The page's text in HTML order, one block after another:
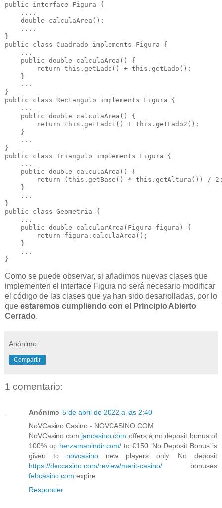
public interface Figura {
    ....
    double calculaArea();
    ....
}
public class Cuadrado implements Figura {
    ...
    public double calculaArea() {
        return this.getLado() + this.getLado();
    }
    ...
}
public class Rectangulo implements Figura {
    ...
    public double calculaArea() {
        return this.getLado1() + this.getLado2();
    }
    ...
}
public class Triangulo implements Figura {
    ...
    public double calculaArea() {
return (this.getBase() * this.getAltura()) /
    }
    ...
}
public class Geometria {
    ...
    public double calcularArea(Figura figura) {
        return figura.calculaArea();
    }
    ...
}
Como se puede observar, si añadimos nuevas clases que
implementen el interface Figura no será necesario modificar
el código de las clases que ya han sido desarrolladas, por lo
que estaremos cumpliendo con el Principio Abierto
Cerrado.
Anónimo
Compartir
1 comentario:
Anónimo 5 de abril de 2022 a las 2:40
NoVCasino Casino - NOVCASINO.COM
NoVCasino.com jancasino.com offers a no deposit bonus of
100% up herzamanindir.com/to €150. No Deposit Bonus is
given to novcasino new players only. No deposit
https://deccasino.com/review/merit-casino/ bonuses
febcasino.com expire
Responder